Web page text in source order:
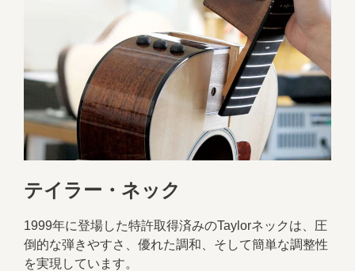
テイラー・ネック
1999年に登場した特許取得済みのTaylorネックは、圧
倒的な弾きやすさ、優れた調和、そして簡単な調整性
を実現しています。